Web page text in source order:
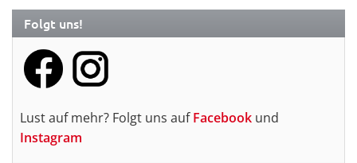
Folgt uns!
Lust auf mehr? Folgt uns aufFacebook und
Instagram